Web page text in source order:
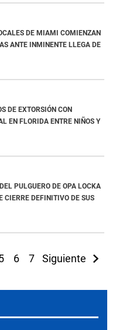
DE MIAMI COMIENZAN
ANTE INMINENTE LLEGA DE
DE EXTORSIÓN CON
EN FLORIDA ENTRE NIÑOS Y
PULGUERO DE OPA LOCKA
6 7 8 9 10 11
Siguiente